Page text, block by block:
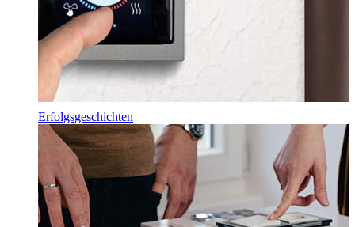
Erfolgsgeschichten